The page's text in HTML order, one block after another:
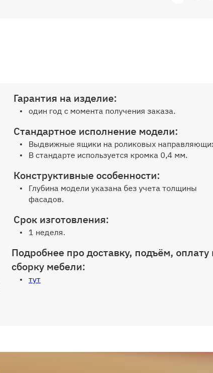
Гарантия на изделие:
один год с момента получения заказа.
Стандартное исполнение модели:
Выдвижные ящики на роликовых
В стандарте используется кромка 0,4 мм.
Конструктивные особенности:
Глубина модели указана без учета толщины
фасадов.
Срок изготовления:
1 неделя.
Подробнее про доставку, подъём, оплату
сборку мебели:
тут